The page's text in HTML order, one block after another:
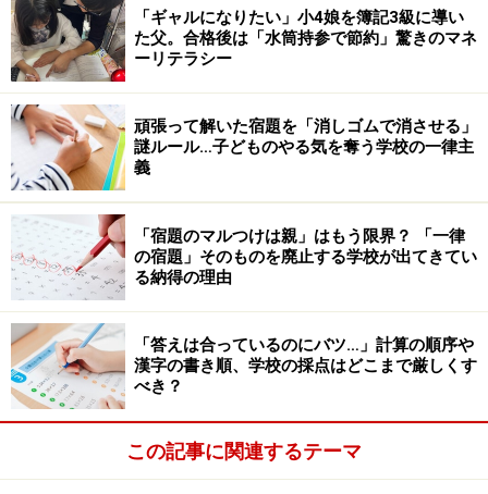
究学習を取り入れていますが、以前は歴史学習や文化財
学習がメインでした。京都ほど歴史や文化の学びの要素
が豊富な場所はそうありません。また狭い範囲に有名な
神社仏閣が集中しているうえ、地下鉄と路線バスで移動
しやすく、班別行動に適しています」と竹内さんは説明
します。
しかし京都では昨今インバウンド増加によるオーバーツ
ーリズムが問題になっており、修学旅行にも影響が出始
めています。
同協会事務局長の高野満博さんによれば、「京都では、
路線バスが満員で予定通りに乗れない、事前に班別行動
で計画したコースを回れないといったことが出てきてい
ます。また宿の価格も上昇し、貸し切りバスの予約も取
りにくくなっています」とのこと。
「ギャルになりたい」小4娘を簿記3級に導い
た父。合格後は「水筒持参で節約」驚きのマネ
ーリテラシー
頑張って解いた宿題を「消しゴムで消させる」
謎ルール…子どものやる気を奪う学校の一律主
義
「宿題のマルつけは親」はもう限界？ 「一律
の宿題」そのものを廃止する学校が出てきてい
る納得の理由
「答えは合っているのにバツ…」計算の順序や
漢字の書き順、学校の採点はどこまで厳しくす
べき？
この記事に関連するテーマ